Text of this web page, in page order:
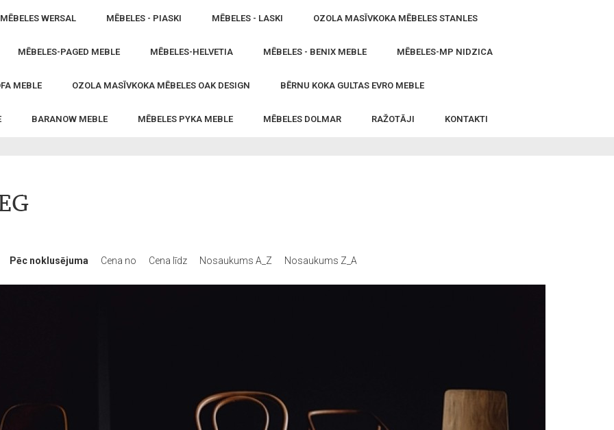
MĒBELES WERSAL MĒBELES - PIASKI MĒBELES - LASKI OZOLA MASĪVKOKA MĒBELES STANLES
MĒBELES-PAGED MEBLE MĒBELES-HELVETIA MĒBELES - BENIX MEBLE MĒBELES-MP NIDZICA
MEBLE OZOLA MASĪVKOKA MĒBELES OAK DESIGN BĒRNU KOKA GULTAS EVRO MEBLE
BARANOW MEBLE MĒBELES PYKA MEBLE MĒBELES DOLMAR RAŽOTĀJI KONTAKTI
Pēc noklusējuma Cena no Cena līdz Nosaukums A_Z Nosaukums Z_A